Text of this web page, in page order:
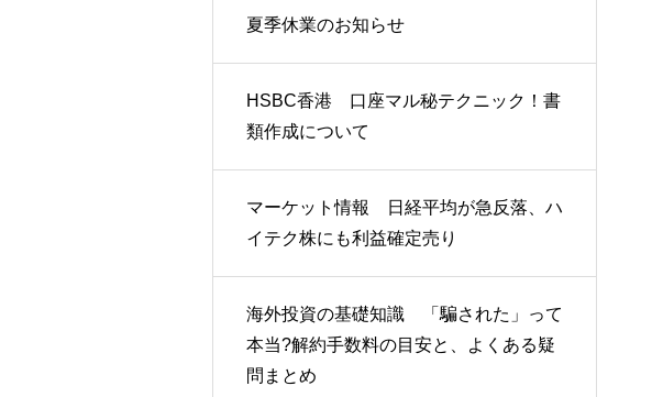
夏季休業のお知らせ
HSBC香港 口座マル秘テクニック！書
類作成について
マーケット情報 日経平均が急反落、ハ
イテク株にも利益確定売り
海外投資の基礎知識 「騙された」って
本当?解約手数料の目安と、よくある疑
問まとめ